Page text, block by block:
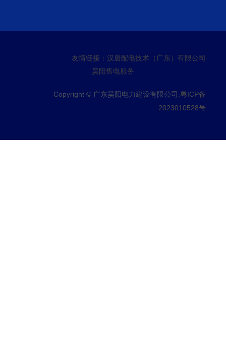
友情链接： 汉唐配电技术（广东）有限公司
昊阳售电服务
Copyright © 广东昊阳电力建设有限公司. 粤ICP备
2023010528号